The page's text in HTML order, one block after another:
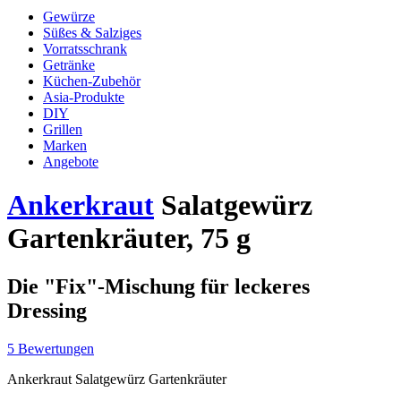
Gewürze
Süßes & Salziges
Vorratsschrank
Getränke
Küchen-Zubehör
Asia-Produkte
DIY
Grillen
Marken
Angebote
Ankerkraut Salatgewürz
Gartenkräuter, 75 g
Die "Fix"-Mischung für leckeres
Dressing
5 Bewertungen
Ankerkraut Salatgewürz Gartenkräuter